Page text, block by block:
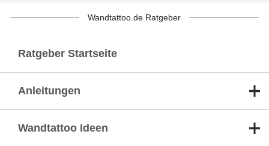
Wandtattoo.de Ratgeber
Ratgeber Startseite
Anleitungen
Wandtattoo Ideen